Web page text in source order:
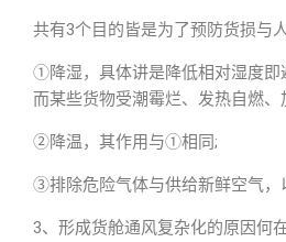
共有3个目的皆是为了预防货损与
①降湿，具体讲是降低相对湿度即
而某些货物受潮霉烂、发热自燃、
②降温，其作用与①相同;
③排除危险气体与供给新鲜空气，
3、形成货舱通风复杂化的原因何